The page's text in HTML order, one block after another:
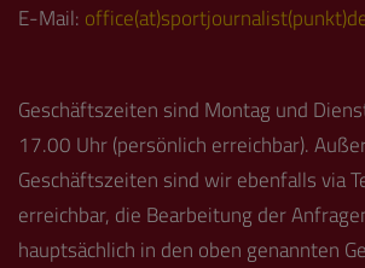
E-Mail:
Geschäftszeiten sind Montag und
17.00 Uhr (persönlich erreichbar).
Geschäftszeiten sind wir ebenfalls via
erreichbar, die Bearbeitung der
hauptsächlich in den oben genannten